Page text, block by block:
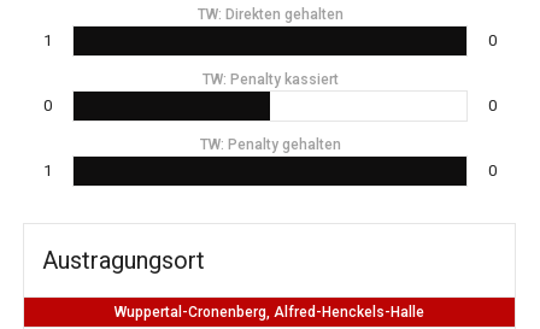
TW: Direkten gehalten
1 0
TW: Penalty kassiert
0 0
TW: Penalty gehalten
1 0
Austragungsort
Wuppertal-Cronenberg, Alfred-Henckels-Halle